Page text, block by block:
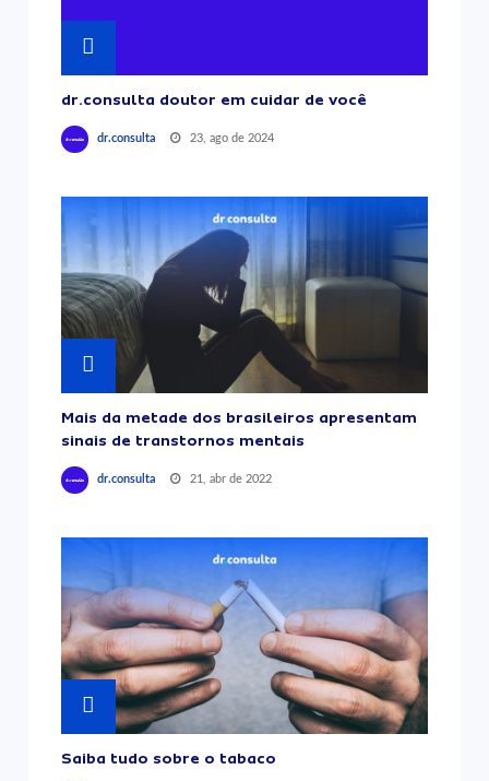
dr.consulta doutor em cuidar de você
dr.consulta 23, ago de 2024
Mais da metade dos brasileiros apresentam
sinais de transtornos mentais
dr.consulta 21, abr de 2022
Saiba tudo sobre o tabaco